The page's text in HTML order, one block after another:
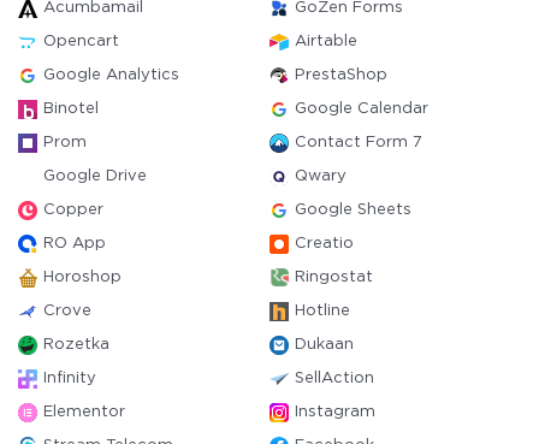
Acumbamail GoZen Forms
Opencart Airtable
Google Analytics PrestaShop
Binotel Google Calendar
Prom Contact Form 7
Google Drive Qwary
Copper Google Sheets
RO App Creatio
Horoshop Ringostat
Crove Hotline
Rozetka Dukaan
Infinity SellAction
Elementor Instagram